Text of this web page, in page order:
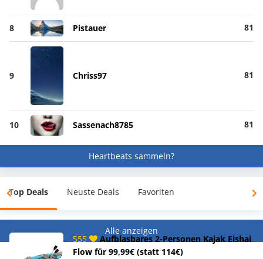
8 Pistauer 81
9 Chriss97 81
10 Sassenach8785 81
Heartbeats sammeln?
Top Deals Neuste Deals Favoriten
Alle anzeigen
555
Aufblasbares 2-Personen Kajak Eishai
Flow für 99,99€ (statt 114€)